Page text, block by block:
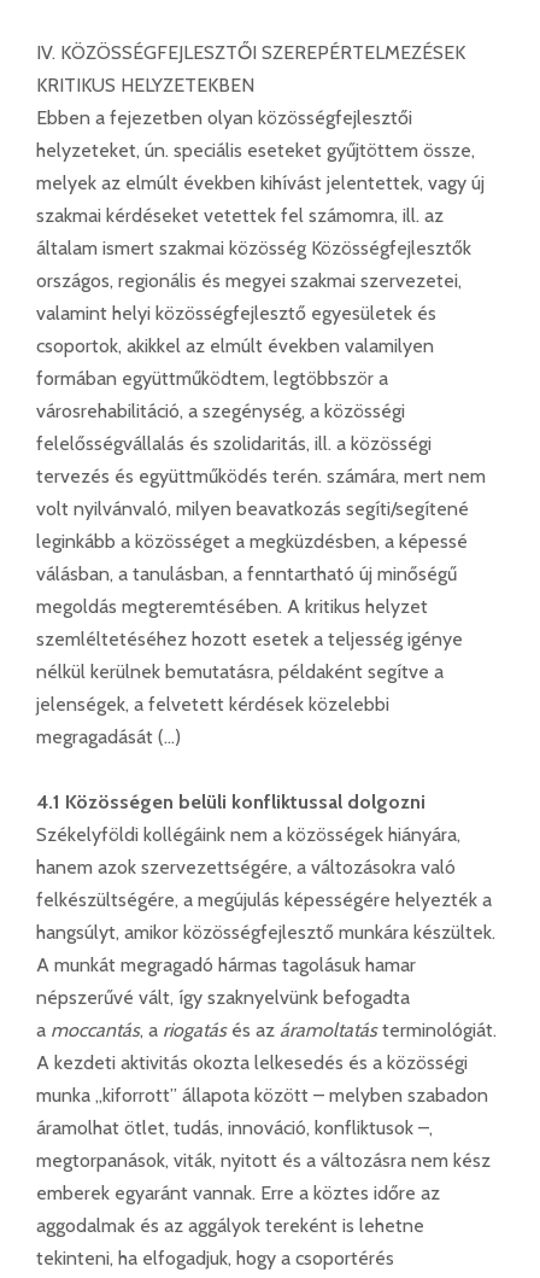
IV. KÖZÖSSÉGFEJLESZTŐI SZEREPÉRTELMEZÉSEK
KRITIKUS HELYZETEKBEN
Ebben a fejezetben olyan közösségfejlesztői
helyzeteket, ún. speciális eseteket gyűjtöttem össze,
melyek az elmúlt években kihívást jelentettek, vagy új
szakmai kérdéseket vetettek fel számomra, ill. az
általam ismert szakmai közösség Közösségfejlesztők
országos, regionális és megyei szakmai szervezetei,
valamint helyi közösségfejlesztő egyesületek és
csoportok, akikkel az elmúlt években valamilyen
formában együttműködtem, legtöbbször a
városrehabilitáció, a szegénység, a közösségi
felelősségvállalás és szolidaritás, ill. a közösségi
tervezés és együttműködés terén. számára, mert nem
volt nyilvánvaló, milyen beavatkozás segíti/segítené
leginkább a közösséget a megküzdésben, a képessé
válásban, a tanulásban, a fenntartható új minőségű
megoldás megteremtésében. A kritikus helyzet
szemléltetéséhez hozott esetek a teljesség igénye
nélkül kerülnek bemutatásra, példaként segítve a
jelenségek, a felvetett kérdések közelebbi
megragadását (…)
4.1 Közösségen belüli konfliktussal dolgozni
Székelyföldi kollégáink nem a közösségek hiányára,
hanem azok szervezettségére, a változásokra való
felkészültségére, a megújulás képességére helyezték a
hangsúlyt, amikor közösségfejlesztő munkára készültek.
A munkát megragadó hármas tagolásuk hamar
népszerűvé vált, így szaknyelvünk befogadta
a moccantás, a riogatásés az áramoltatásterminológiát.
A kezdeti aktivitás okozta lelkesedés és a közösségi
munka „kiforrott” állapota között – melyben szabadon
áramolhat ötlet, tudás, innováció, konfliktusok –,
megtorpanások, viták, nyitott és a változásra nem kész
emberek egyaránt vannak. Erre a köztes időre az
aggodalmak és az aggályok tereként is lehetne
tekinteni, ha elfogadjuk, hogy a csoportérés